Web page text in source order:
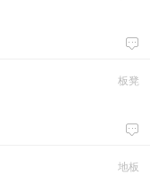

板凳

地板